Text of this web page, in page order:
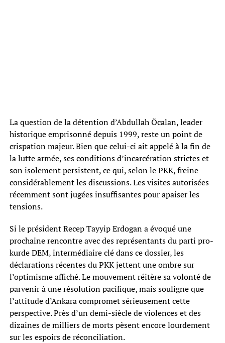
La question de la détention d’Abdullah Öcalan, leader
historique emprisonné depuis 1999, reste un point de
crispation majeur. Bien que celui-ci ait appelé à la fin de
la lutte armée, ses conditions d’incarcération strictes et
son isolement persistent, ce qui, selon le PKK, freine
considérablement les discussions. Les visites autorisées
récemment sont jugées insuffisantes pour apaiser les
tensions.
Si le président Recep Tayyip Erdogan a évoqué une
prochaine rencontre avec des représentants du parti pro-
kurde DEM, intermédiaire clé dans ce dossier, les
déclarations récentes du PKK jettent une ombre sur
l’optimisme affiché. Le mouvement réitère sa volonté de
parvenir à une résolution pacifique, mais souligne que
l’attitude d’Ankara compromet sérieusement cette
perspective. Près d’un demi-siècle de violences et des
dizaines de milliers de morts pèsent encore lourdement
sur les espoirs de réconciliation.